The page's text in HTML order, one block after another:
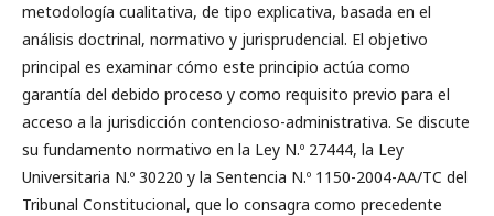
metodología cualitativa, de tipo explicativa, basada en el
análisis doctrinal, normativo y jurisprudencial. El objetivo
principal es examinar cómo este principio actúa como
garantía del debido proceso y como requisito previo para el
acceso a la jurisdicción contencioso-administrativa. Se discute
su fundamento normativo en la Ley N.º 27444, la Ley
Universitaria N.º 30220 y la Sentencia N.º 1150-2004-AA/TC del
Tribunal Constitucional, que lo consagra como precedente